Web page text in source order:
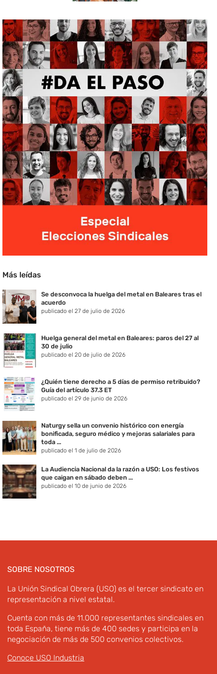
Más leídas
Se desconvoca la huelga del metal en Baleares tras el
acuerdo
publicado el 27 de julio de 2026
Huelga general del metal en Baleares: paros del 27 al
30 de julio
publicado el 20 de julio de 2026
¿Quién tiene derecho a 5 días de permiso retribuido?
Guía del artículo 37.3 ET
publicado el 29 de junio de 2026
Naturgy sella un convenio histórico con energía
bonificada, seguro médico y mejoras salariales para
toda ...
publicado el 1 de julio de 2026
La Audiencia Nacional da la razón a USO: Los festivos
que caigan en sábado deben ...
publicado el 10 de junio de 2026
SOBRE NOSOTROS
La Unión Sindical Obrera (USO) es el tercer sindicato en
representación a nivel estatal.
Cuenta con más de 11.000 representantes sindicales en
toda España, tiene más de 400 sedes y participa en la
negociación de más de 500 convenios colectivos.
Conoce USO Industria